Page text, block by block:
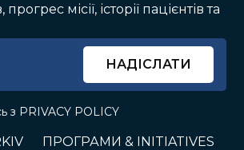
місії, історії пацієнтів та
з PRIVACY POLICY
ПРОГРАМИ & INITIATIVES